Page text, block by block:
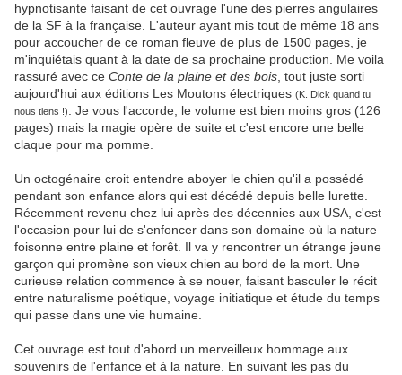
hypnotisante faisant de cet ouvrage l'une des pierres angulaires
de la SF à la française. L'auteur ayant mis tout de même 18 ans
pour accoucher de ce roman fleuve de plus de 1500 pages, je
m'inquiétais quant à la date de sa prochaine production. Me voila
rassuré avec ce Conte de la plaine et des bois , tout juste sorti
aujourd'hui aux éditions Les Moutons électriques (K. Dick quand tu
nous tiens !)
. Je vous l'accorde, le volume est bien moins gros (126
pages) mais la magie opère de suite et c'est encore une belle
claque pour ma pomme.
Un octogénaire croit entendre aboyer le chien qu'il a possédé
pendant son enfance alors qui est décédé depuis belle lurette.
Récemment revenu chez lui après des décennies aux USA, c'est
l'occasion pour lui de s'enfoncer dans son domaine où la nature
foisonne entre plaine et forêt. Il va y rencontrer un étrange jeune
garçon qui promène son vieux chien au bord de la mort. Une
curieuse relation commence à se nouer, faisant basculer le récit
entre naturalisme poétique, voyage initiatique et étude du temps
qui passe dans une vie humaine.
Cet ouvrage est tout d'abord un merveilleux hommage aux
souvenirs de l'enfance et à la nature. En suivant les pas du